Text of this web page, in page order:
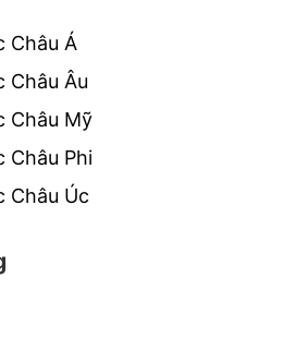
Châu Á
Châu Âu
Châu Mỹ
Châu Phi
Châu Úc